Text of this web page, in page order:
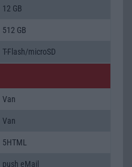
12 GB
512 GB
T-Flash/microSD
Van
Van
5HTML
push eMail